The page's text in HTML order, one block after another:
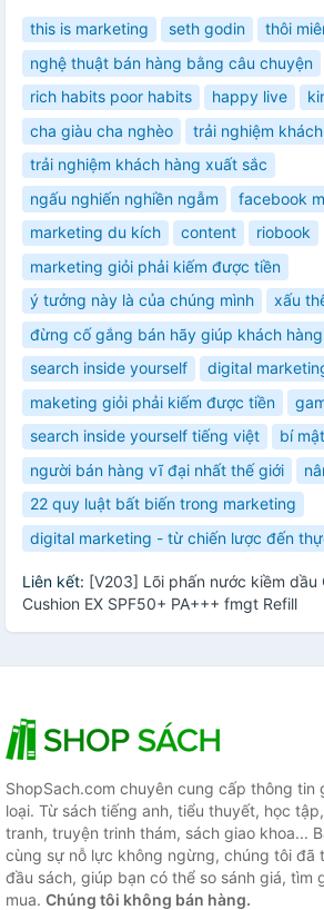
this is marketing seth godin
thôi
nghệ thuật bán hàng bằng câu chuyện
rich habits poor habits
happy live
cha giàu cha nghèo
trải nghiệm
trải nghiệm khách hàng xuất sắc
ngấu nghiến nghiền ngẫm
facebook
marketing du kích
content
riobook
marketing giỏi phải kiếm được tiền
ý tưởng này là của chúng mình
xấu
đừng cố gắng bán hãy giúp khách
search inside yourself
digital
maketing giỏi phải kiếm được tiền
search inside yourself tiếng việt
bí
người bán hàng vĩ đại nhất thế giới
22 quy luật bất biến trong marketing
digital marketing - từ chiến lược đến
Liên kết: [V203] Lõi phấn nước kiềm dầu
Cushion EX SPF50+ PA+++ fmgt Refill
ShopSach.com chuyên cung cấp thông tin
loại. Từ sách tiếng anh, tiểu thuyết, học
tranh, truyện trinh thám, sách giao khoa...
cùng sự nỗ lực không ngừng, chúng tôi đã
đầu sách, giúp bạn có thể so sánh giá, tìm
mua. Chúng tôi không bán hàng.